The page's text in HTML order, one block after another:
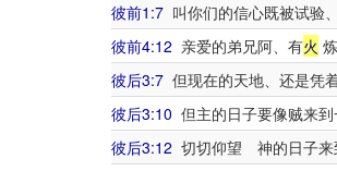
彼前1:7 叫你们的信心既被试验
彼前4:12 亲爱的弟兄阿、有火
彼后3:7 但现在的天地、还是凭
彼后3:10 但主的日子要像贼来
彼后3:12 切切仰望 神的日子来